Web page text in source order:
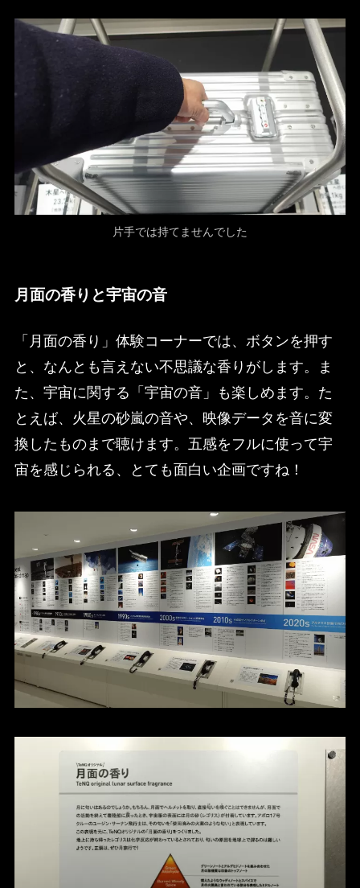
片手では持てませんでした
月面の香りと宇宙の音
「月面の香り」体験コーナーでは、ボタンを押す
と、なんとも言えない不思議な香りがします。ま
た、宇宙に関する「宇宙の音」も楽しめます。た
とえば、火星の砂嵐の音や、映像データを音に変
換したものまで聴けます。五感をフルに使って宇
宙を感じられる、とても面白い企画ですね！